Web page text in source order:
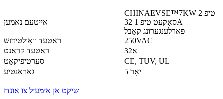
אייטעם נאמען
CHINAEVSE™️7KW טיפ 2
סאָקעט טיפ 1 32A
פארלענגערונג קאַבל
ראַטעד וואָולטידזש
250VAC
ראַטעד קראַנט
32א
סערטיפיקאַט
CE, TUV, UL
גאַראַנטיע
5 יאָר
שיקט אַן אימעיל צו אונדז